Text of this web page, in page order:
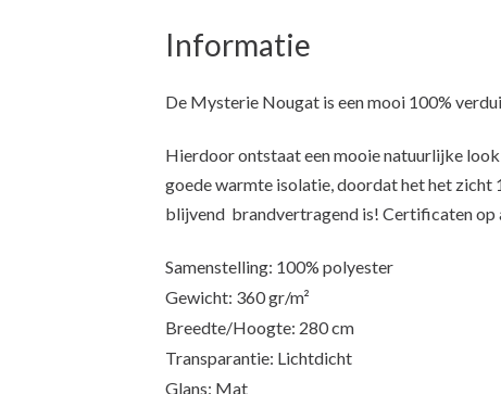
Informatie
De Mysterie Nougat is een mooi 100%
Hierdoor ontstaat een mooie natuurlijke
goede warmte isolatie, doordat het het
blijvend brandvertragend is! Certificaten op
Samenstelling: 100% polyester
Gewicht: 360 gr/m²
Breedte/Hoogte: 280 cm
Transparantie: Lichtdicht
Glans: Mat